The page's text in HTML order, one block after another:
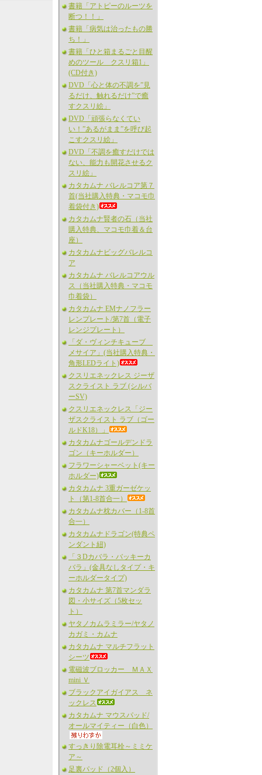
書籍「アトピーのルーツを
断つ！！」
書籍「病気は治ったもの勝
ち！」
書籍「ひと箱まるごと目醒
めのツール クスリ箱1」
(CD付き)
DVD「心と体の不調を”見
るだけ、触れるだけ”で癒
すクスリ絵」
DVD「頑張らなくてい
い！”あるがまま”を呼び起
こすクスリ絵」
DVD「不調を癒すだけでは
ない、能力も開花させるク
スリ絵」
カタカムナ バレルコア第７
首(当社購入特典・マコモ巾
着袋付き)
カタカムナ賢者の石（当社
購入特典、マコモ巾着＆台
座）
カタカムナビッグバレルコ
ア
カタカムナ バレルコアウル
ス（当社購入特典・マコモ
巾着袋）
カタカムナ EMナノフラー
レンプレート/第7首（電子
レンジプレート）
「ダ・ヴィンチキューブ
メサイア」(当社購入特典・
角形LEDライト)
クスリエネックレス ジーザ
スクライスト ラブ (シルバ
ーSV)
クスリエネックレス「ジー
ザスクライスト ラブ（ゴー
ルドK18）」
カタカムナゴールデンドラ
ゴン（キーホルダー）
フラワーシャーベット(キー
ホルダー)
カタカムナ 3重ガーゼケッ
ト（第1-8首合一）
カタカムナ枕カバー（1-8首
合一）
カタカムナドラゴン(特典ペ
ンダント紐)
「３Dカバラ・バッキーカ
バラ」(金具なしタイプ・キ
ーホルダータイプ)
カタカムナ 第7首マンダラ
図・小サイズ（5枚セッ
ト）
ヤタノカムラミラー/ヤタノ
カガミ・カムナ
カタカムナ マルチフラット
シーツ
電磁波ブロッカー ＭＡＸ
mini Ｖ
ブラックアイガイアス ネ
ックレス
カタカムナ マウスパッド/
オールマイティー（白色）
すっきり除電耳栓～ミミケ
ア～
足裏パッド（2個入）